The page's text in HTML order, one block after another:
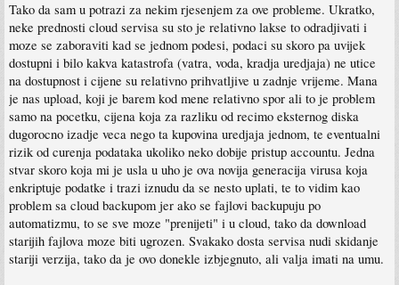
Tako da sam u potrazi za nekim rjesenjem za ove probleme. Ukratko,
neke prednosti cloud servisa su sto je relativno lakse to odradjivati i
moze se zaboraviti kad se jednom podesi, podaci su skoro pa uvijek
dostupni i bilo kakva katastrofa (vatra, voda, kradja uredjaja) ne utice
na dostupnost i cijene su relativno prihvatljive u zadnje vrijeme. Mana
je nas upload, koji je barem kod mene relativno spor ali to je problem
samo na pocetku, cijena koja za razliku od recimo eksternog diska
dugorocno izadje veca nego ta kupovina uredjaja jednom, te eventualni
rizik od curenja podataka ukoliko neko dobije pristup accountu. Jedna
stvar skoro koja mi je usla u uho je ova novija generacija virusa koja
enkriptuje podatke i trazi iznudu da se nesto uplati, te to vidim kao
problem sa cloud backupom jer ako se fajlovi backupuju po
automatizmu, to se sve moze "prenijeti" i u cloud, tako da download
starijih fajlova moze biti ugrozen. Svakako dosta servisa nudi skidanje
stariji verzija, tako da je ovo donekle izbjegnuto, ali valja imati na umu.